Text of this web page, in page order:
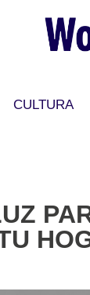
CULTURA